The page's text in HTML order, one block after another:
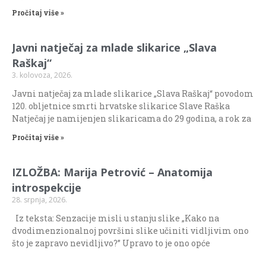
Pročitaj više »
Javni natječaj za mlade slikarice „Slava
Raškaj“
3. kolovoza, 2026.
Javni natječaj za mlade slikarice „Slava Raškaj“ povodom
120. obljetnice smrti hrvatske slikarice Slave Raška
Natječaj je namijenjen slikaricama do 29 godina, a rok za
Pročitaj više »
IZLOŽBA: Marija Petrović – Anatomija
introspekcije
28. srpnja, 2026.
Iz teksta: Senzacije misli u stanju slike „Kako na
dvodimenzionalnoj površini slike učiniti vidljivim ono
što je zapravo nevidljivo?” Upravo to je ono opće